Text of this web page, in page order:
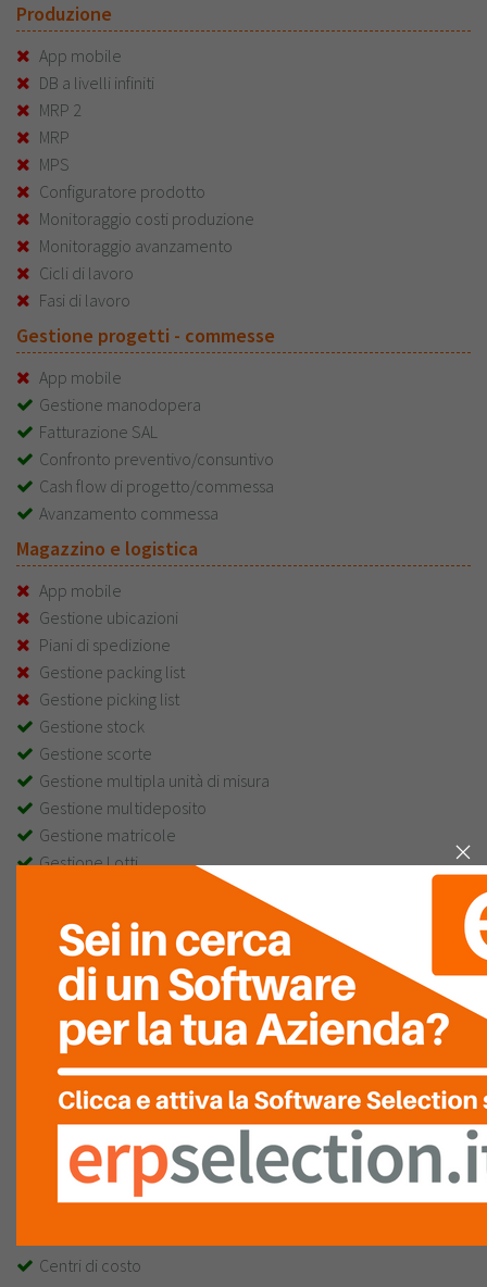
Produzione
App mobile
DB a livelli infiniti
MRP 2
MRP
MPS
Configuratore prodotto
Monitoraggio costi produzione
Monitoraggio avanzamento
Cicli di lavoro
Fasi di lavoro
Gestione progetti - commesse
App mobile
Gestione manodopera
Fatturazione SAL
Confronto preventivo/consuntivo
Cash flow di progetto/commessa
Avanzamento commessa
Magazzino e logistica
App mobile
Gestione ubicazioni
Piani di spedizione
Gestione packing list
Gestione picking list
Gestione stock
Gestione scorte
Gestione multipla unità di misura
Gestione multideposito
Gestione matricole
Gestione Lotti
App mobile
Budget patrimoniale
Budget economico
Break even point
Rendiconto finanziario
Bilanci settoriali (divisione, filiale, linea di produzione, etc)
Forecast
Analisi di bilancio
Contabilità costi prodotto
Controllo progetti
Centri di costo